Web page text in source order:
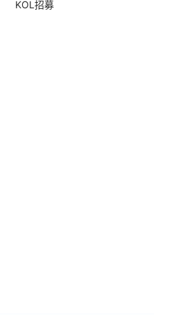
KOL招募